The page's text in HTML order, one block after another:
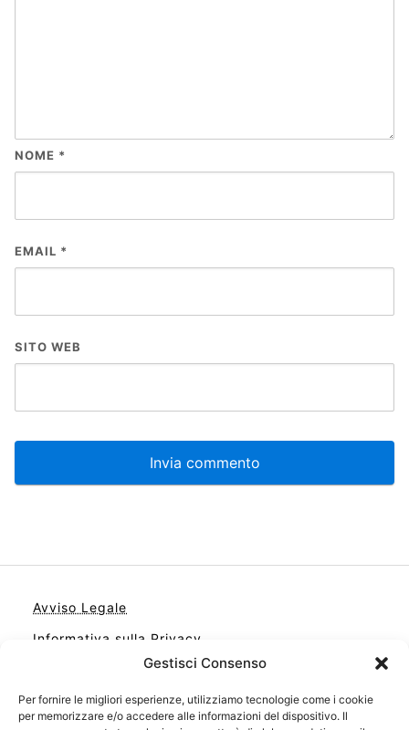
Gestisci Consenso
Per fornire le migliori esperienze, utilizziamo tecnologie come i cookie
per memorizzare e/o accedere alle informazioni del dispositivo. Il
NOME *
EMAIL *
SITO WEB
Avviso Legale
Informativa sulla Privacy
Contatto